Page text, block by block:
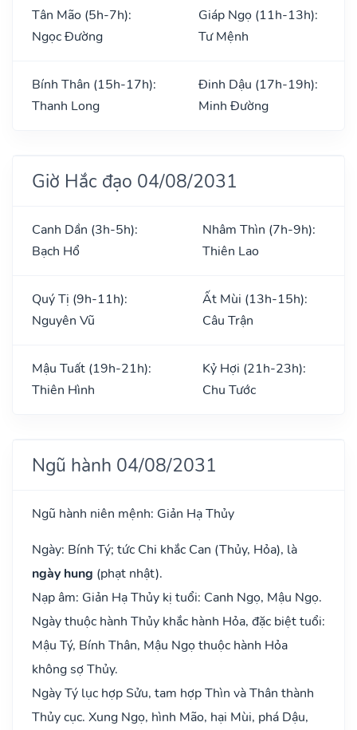
Tân Mão (5h-7h):
Ngọc Đường
Giáp Ngọ (11h-13h):
Tư Mệnh
Bính Thân (15h-17h):
Thanh Long
Đinh Dậu (17h-19h):
Minh Đường
Giờ Hắc đạo 04/08/2031
Canh Dần (3h-5h):
Bạch Hổ
Nhâm Thìn (7h-9h):
Thiên Lao
Quý Tị (9h-11h):
Nguyên Vũ
Ất Mùi (13h-15h):
Câu Trận
Mậu Tuất (19h-21h):
Thiên Hình
Kỷ Hợi (21h-23h):
Chu Tước
Ngũ hành 04/08/2031
Ngũ hành niên mệnh: Giản Hạ Thủy
Ngày: Bính Tý; tức Chi khắc Can (Thủy, Hỏa), là
ngày hung (phạt nhật).
Nạp âm: Giản Hạ Thủy kị tuổi: Canh Ngọ, Mậu Ngọ.
Ngày thuộc hành Thủy khắc hành Hỏa, đặc biệt tuổi:
Mậu Tý, Bính Thân, Mậu Ngọ thuộc hành Hỏa
không sợ Thủy.
Ngày Tý lục hợp Sửu, tam hợp Thìn và Thân thành
Thủy cục. Xung Ngọ, hình Mão, hại Mùi, phá Dậu,